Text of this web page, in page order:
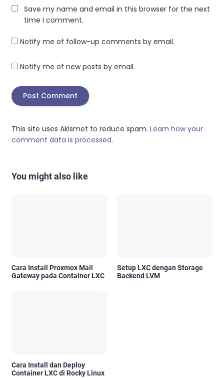
Save my name and email in this browser for the next
time I comment.
Notify me of follow-up comments by email.
Notify me of new posts by email.
This site uses Akismet to reduce spam. Learn how your
comment data is processed.
You might also like
Cara Install Proxmox Mail
Gateway pada Container LXC
Setup LXC dengan Storage
Backend LVM
Cara Install dan Deploy
Container LXC di Rocky Linux